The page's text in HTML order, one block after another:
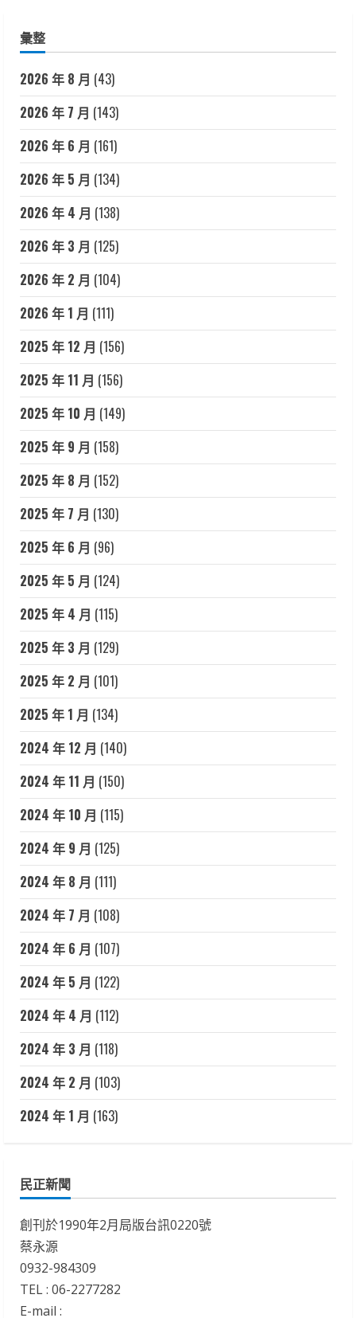
彙整
2026 年 8 月 (43)
2026 年 7 月 (143)
2026 年 6 月 (161)
2026 年 5 月 (134)
2026 年 4 月 (138)
2026 年 3 月 (125)
2026 年 2 月 (104)
2026 年 1 月 (111)
2025 年 12 月 (156)
2025 年 11 月 (156)
2025 年 10 月 (149)
2025 年 9 月 (158)
2025 年 8 月 (152)
2025 年 7 月 (130)
2025 年 6 月 (96)
2025 年 5 月 (124)
2025 年 4 月 (115)
2025 年 3 月 (129)
2025 年 2 月 (101)
2025 年 1 月 (134)
2024 年 12 月 (140)
2024 年 11 月 (150)
2024 年 10 月 (115)
2024 年 9 月 (125)
2024 年 8 月 (111)
2024 年 7 月 (108)
2024 年 6 月 (107)
2024 年 5 月 (122)
2024 年 4 月 (112)
2024 年 3 月 (118)
2024 年 2 月 (103)
2024 年 1 月 (163)
民正新聞
創刊於1990年2月局版台訊0220號
蔡永源
0932-984309
TEL : 06-2277282
E-mail :